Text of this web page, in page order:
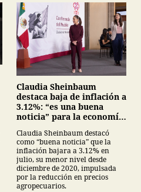
Claudia Sheinbaum
destaca baja de inflación a
3.12%: “es una buena
noticia” para la economía
Claudia Sheinbaum destacó
como “buena noticia” que la
inflación bajara a 3.12% en
julio, su menor nivel desde
diciembre de 2020, impulsada
por la reducción en precios
agropecuarios.